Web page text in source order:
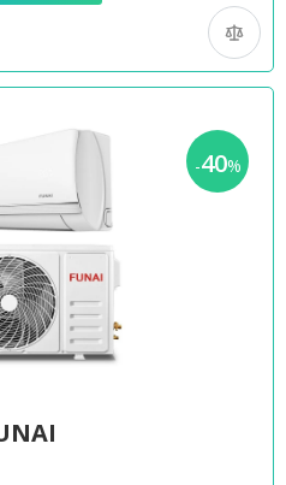
-40%